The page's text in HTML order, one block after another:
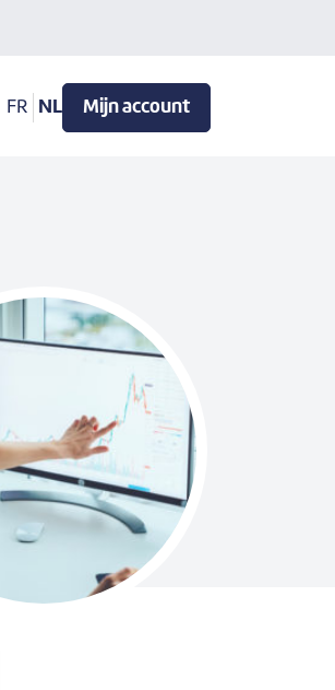
FR NL Mijn account